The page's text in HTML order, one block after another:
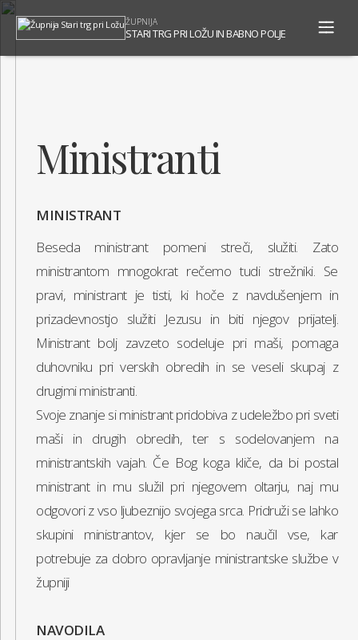
ŽUPNIJA
STARI TRG PRI LOŽU IN BABNO POLJE
Ministranti
MINISTRANT
Beseda ministrant pomeni streči, služiti. Zato
ministrantom mnogokrat rečemo tudi strežniki. Se
pravi, ministrant je tisti, ki hoče z navdušenjem in
prizadevnostjo služiti Jezusu in biti njegov prijatelj.
Ministrant bolj zavzeto sodeluje pri maši, pomaga
duhovniku pri verskih obredih in se veseli skupaj z
drugimi ministranti.
Svoje znanje si ministrant pridobiva z udeležbo pri sveti
maši in drugih obredih, ter s sodelovanjem na
ministrantskih vajah. Če Bog koga kliče, da bi postal
ministrant in mu služil pri njegovem oltarju, naj mu
odgovori z vso ljubeznijo svojega srca. Pridruži se lahko
skupini ministrantov, kjer se bo naučil vse, kar
potrebuje za dobro opravljanje ministrantske službe v
župniji
NAVODILA